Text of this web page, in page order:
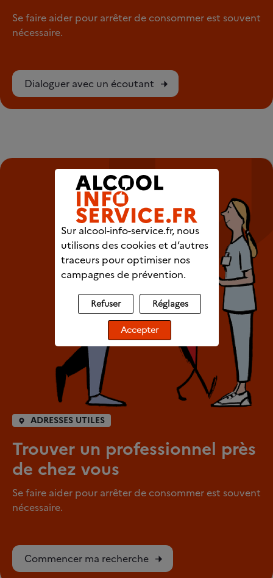
Se faire aider pour arrêter de consommer est souvent
nécessaire.
Dialoguer avec un écoutant
ADRESSES UTILES
Trouver un professionnel près
de chez vous
Se faire aider pour arrêter de consommer est souvent
nécessaire.
Commencer ma recherche
Sur alcool-info-service.fr, nous
utilisons des cookies et d’autres
traceurs pour optimiser nos
campagnes de prévention.
Refuser Réglages
Accepter